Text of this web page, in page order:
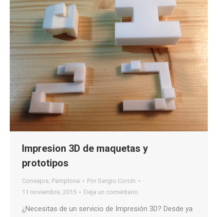
Impresion 3D de maquetas y
prototipos
Consejos, Pamplona Por Sergio Corcín
11 noviembre, 2015
Deja un comentario
¿Necesitas de un servicio de Impresión 3D? Desde ya